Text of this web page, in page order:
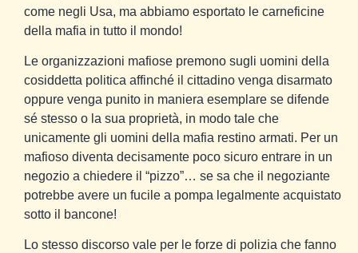
come negli Usa, ma abbiamo esportato le carneficine
della mafia in tutto il mondo!
Le organizzazioni mafiose premono sugli uomini della
cosiddetta politica affinché il cittadino venga disarmato
oppure venga punito in maniera esemplare se difende
sé stesso o la sua proprietà, in modo tale che
unicamente gli uomini della mafia restino armati. Per un
mafioso diventa decisamente poco sicuro entrare in un
negozio a chiedere il “pizzo”… se sa che il negoziante
potrebbe avere un fucile a pompa legalmente acquistato
sotto il bancone!
Lo stesso discorso vale per le forze di polizia che fanno